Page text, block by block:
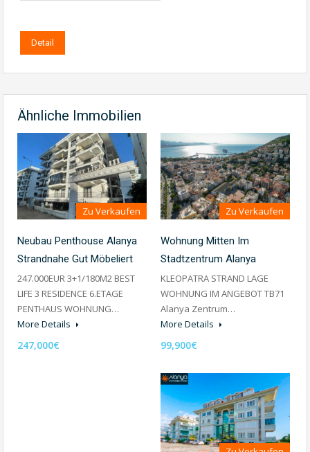
Detail
Ähnliche Immobilien
Zu Verkaufen
Neubau Penthouse Alanya
Strandnahe Gut Möbeliert
247.000EUR 3+1/180M2 BEST
LIFE 3 RESIDENCE 6.ETAGE
PENTHAUS WOHNUNG…
More Details
247,000€
Zu Verkaufen
Wohnung Mitten Im
Stadtzentrum Alanya
KLEOPATRA STRAND LAGE
WOHNUNG IM ANGEBOT TB71
Alanya Zentrum…
More Details
99,900€